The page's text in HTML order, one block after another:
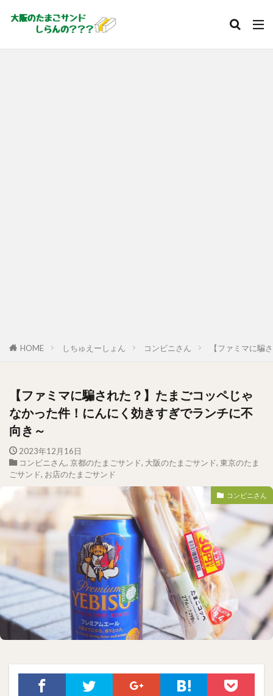
HOME しちゅえーしょん コンビニさん 【ファミマに騙
【ファミマに騙された？】たまごコッペじゃ
なかった件！にんにく効きすぎでランチに不
向き～
2023年12月16日
コンビニさん, 京都のたまごサンド, 大阪のたまごサンド, 東京のたま
ごサンド, お店のたまごサンド
コンビニさん